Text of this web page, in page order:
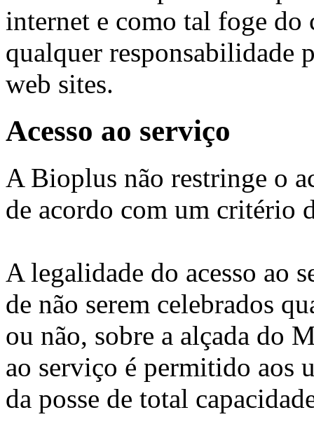
internet e como tal foge
qualquer responsabilidade
web sites.
Acesso ao serviço
A Bioplus não restringe o
de acordo com um critério
A legalidade do acesso ao
de não serem celebrados
ou não, sobre a alçada do
ao serviço é permitido aos
da posse de total